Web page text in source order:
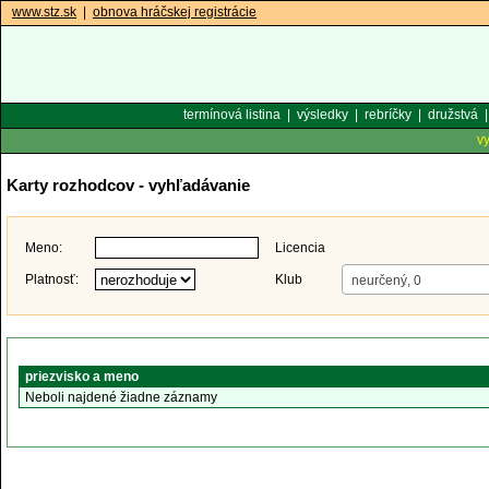
www.stz.sk obnova hráčskej registrácie
termínová listina| výsledky| rebríčky| družstvá
Karty rozhodcov - vyhľadávanie
Meno: Licencia
Platnosť: Klub neurčený, 0
priezvisko a meno
Neboli najdené žiadne záznamy